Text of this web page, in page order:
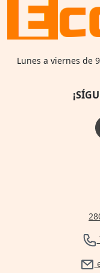
Lunes a viernes de